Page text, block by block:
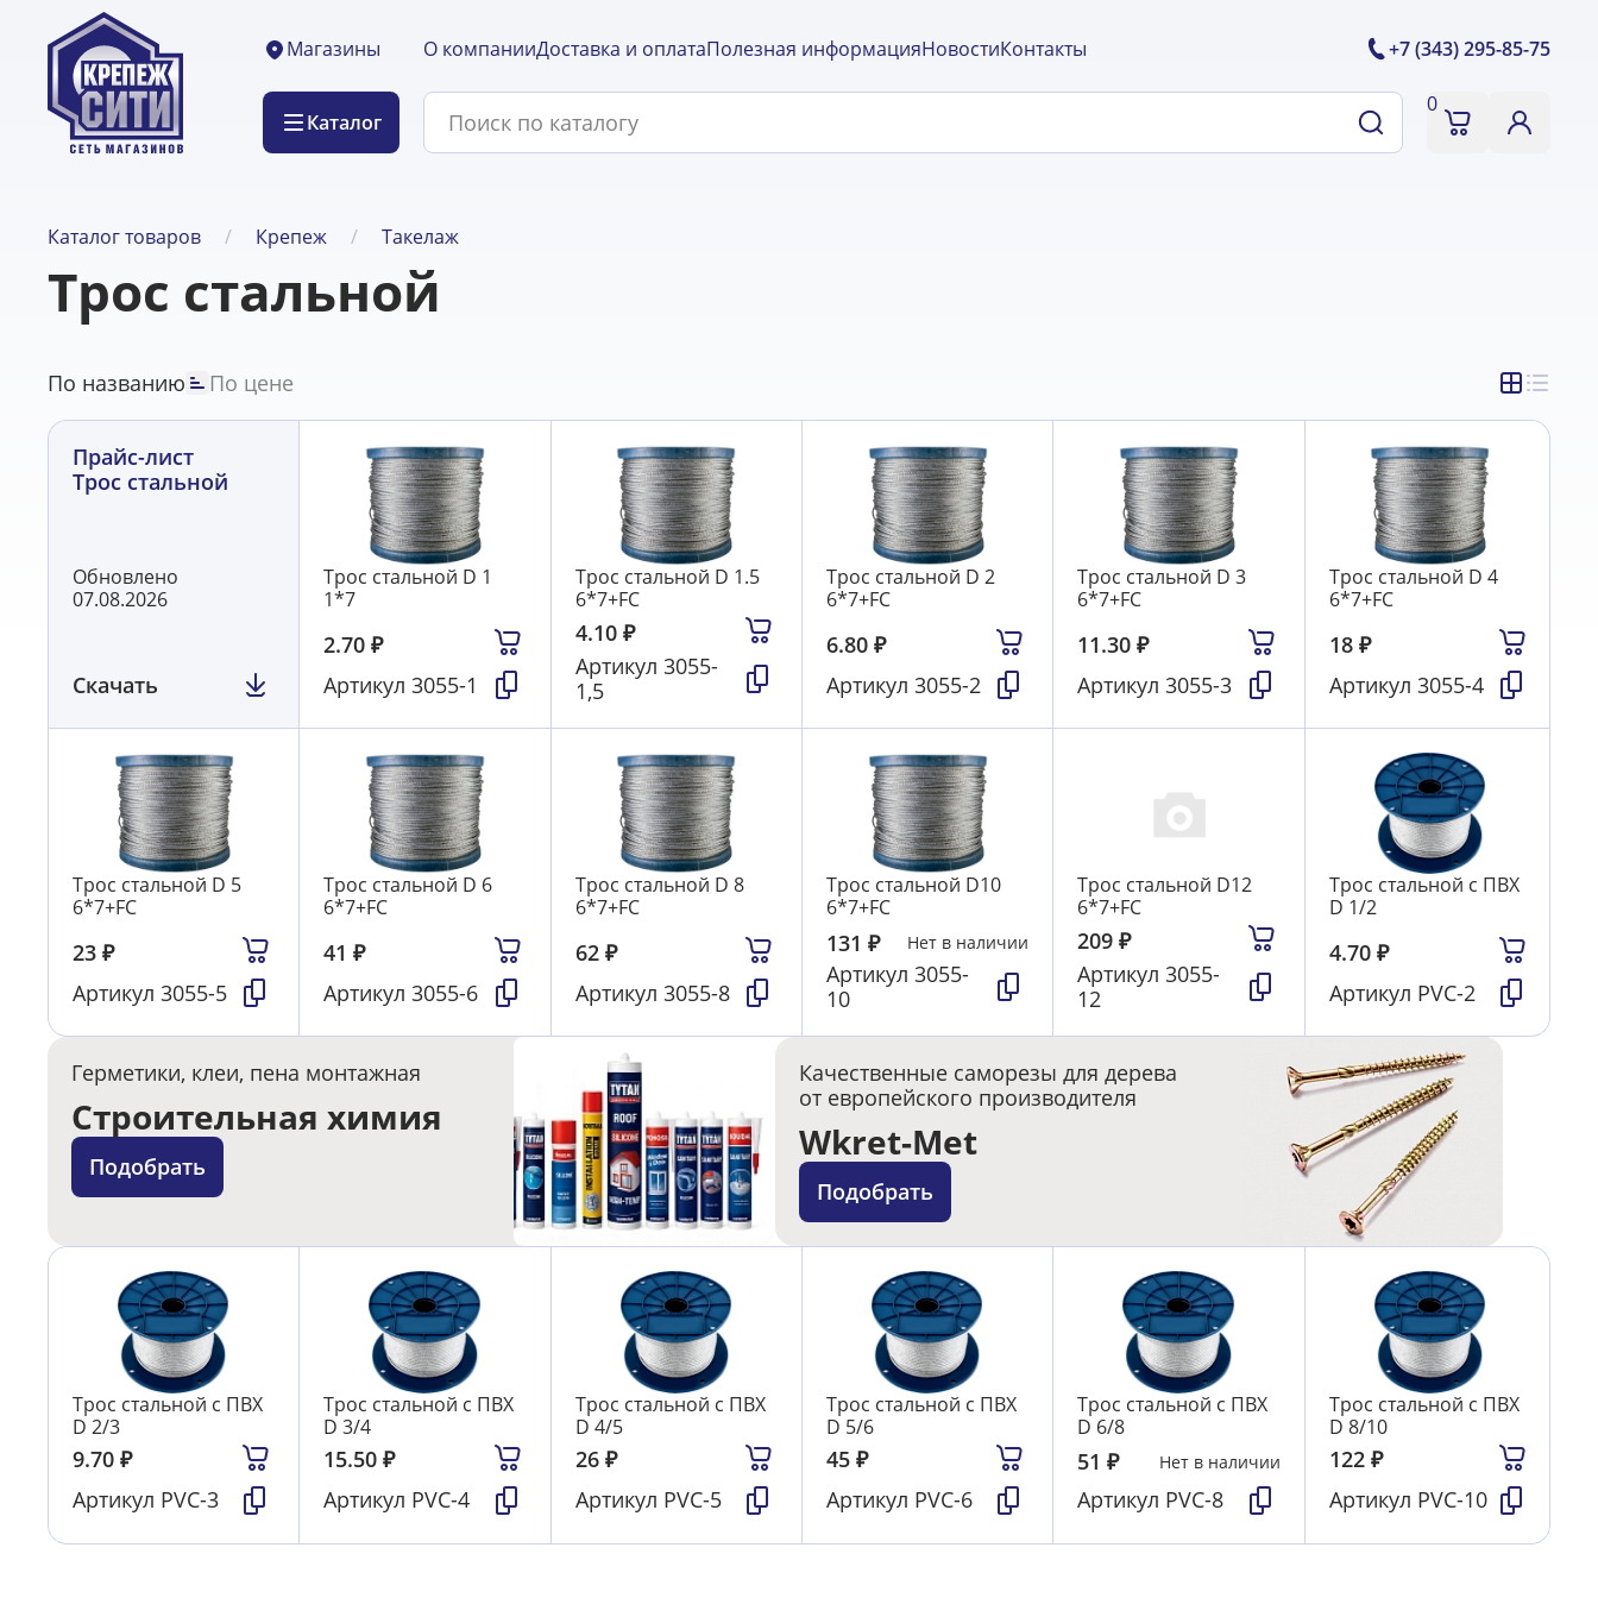
Магазины
Каталог
О компанииДоставка и оплатаПолезная информацияНовостиКонтакты +7 (343) 295-85-75
0
Каталог товаров Крепеж Такелаж
Трос стальной
По названию По цене
Прайс-лист
Трос стальной
Обновлено
07.08.2026
Скачать
Трос стальной D 1
1*7
2.70₽
Артикул3055-1
Трос стальной D 1.5
6*7+FC
4.10 ₽
Артикул 3055-
1,5
Трос стальной D 2
6*7+FC
6.80 ₽
Артикул 3055-2
Трос стальной D 3
6*7+FC
11.30₽
Артикул3055-3
Трос стальной D 4
6*7+FC
18 ₽
Артикул 3055-4
Трос стальной D 5
6*7+FC
23 ₽
Артикул 3055-5
Трос стальной D 6
6*7+FC
41₽
Артикул3055-6
Трос стальной D 8
6*7+FC
62 ₽
Артикул 3055-8
Трос стальной D10
6*7+FC
131 ₽ Нет в наличии
Артикул 3055-
10
Трос стальной D12
6*7+FC
209₽
Артикул3055-
12
Трос стальной с ПВХ
D 1/2
4.70 ₽
Артикул PVC-2
Герметики, клеи, пена монтажная
Строительная химия
Подобрать
Качественные саморезы для дерева
от европейского производителя
Wkret-Met
Подобрать
Трос стальной с ПВХ
D 2/3
9.70 ₽
Артикул PVC-3
Трос стальной с ПВХ
D 3/4
15.50₽
Артикул PVC-4
Трос стальной с ПВХ
D 4/5
26 ₽
Артикул PVC-5
Трос стальной с ПВХ
D 5/6
45 ₽
Артикул PVC-6
Трос стальной с ПВХ
D 6/8
51₽ Нет в наличии
Артикул PVC-8
Трос стальной с ПВХ
D 8/10
122 ₽
Артикул PVC-10